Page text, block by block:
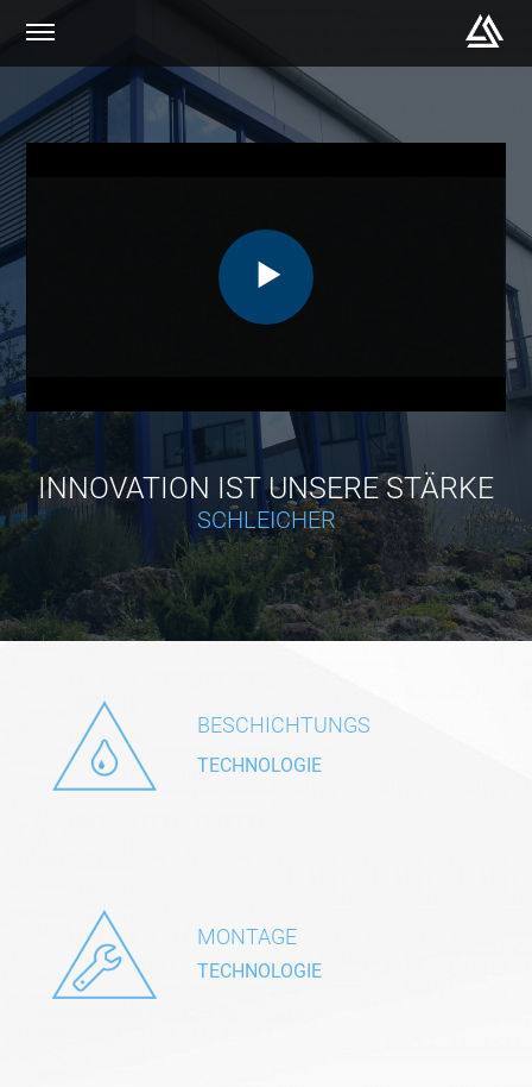
INNOVATION IST UNSERE STÄRKE
SCHLEICHER
BESCHICHTUNGS
TECHNOLOGIE
MONTAGE
TECHNOLOGIE